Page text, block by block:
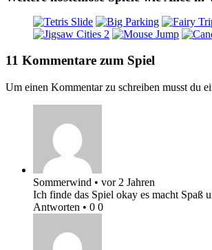
11 Kommentare zum Spiel
Um einen Kommentar zu schreiben musst du
Sommerwind • vor 2 Jahren
Ich finde das Spiel okay es macht Spaß
Antworten • 0 0